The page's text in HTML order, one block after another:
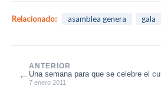
Relacionado: asamblea genera gala
←
ANTERIOR
Una semana para que se celebre el
7 enero 2011